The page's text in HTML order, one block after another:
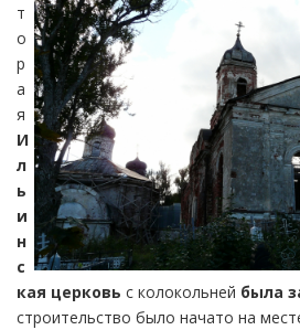
т
о
р
а
я
И
л
ь
и
н
с
кая церковь с колокольней была
строительство было начато на